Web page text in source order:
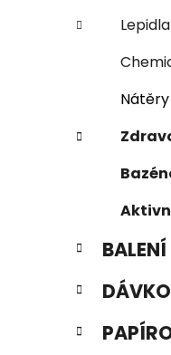
Lepidla